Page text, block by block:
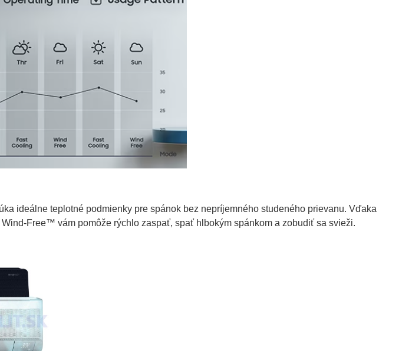
ideálne teplotné podmienky pre spánok bez nepríjemného studeného prievanu. Vďaka
Free™ vám pomôže rýchlo zaspať, spať hlbokým spánkom a zobudiť sa svieži.